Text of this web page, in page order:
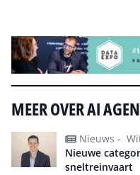
MEER OVER AI
Nieuws -
Nieuwe
sneltreinvaart